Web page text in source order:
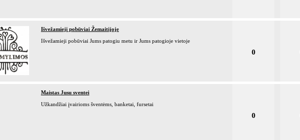
Išvežamieji pobūviai Žemaitijoje
Išvežamieji pobūviai Jums patogiu metu ir Jums patogioje vietoje
0
Maistas Jusu sventei
Užkandžiai įvairioms šventėms, banketai, fursetai
0